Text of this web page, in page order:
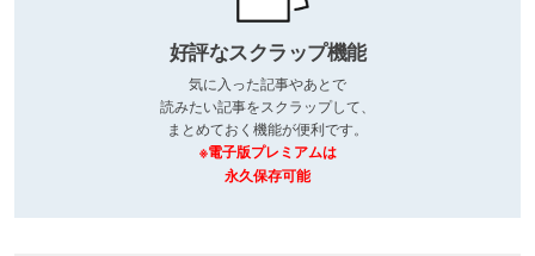
好評なスクラップ機能
気に入った記事やあとで
読みたい記事をスクラップして、
まとめておく機能が便利です。
※電子版プレミアムは
永久保存可能